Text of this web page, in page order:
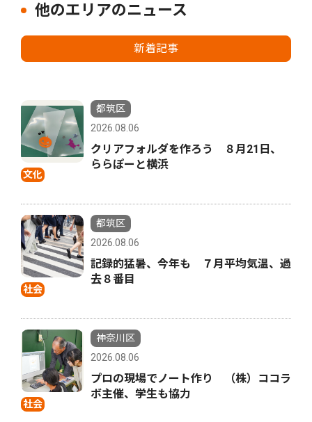
他のエリアのニュース
新着記事
文化
都筑区
2026.08.06
クリアフォルダを作ろう ８月21日、
ららぽーと横浜
社会
都筑区
2026.08.06
記録的猛暑、今年も ７月平均気温、過
去８番目
社会
神奈川区
2026.08.06
プロの現場でノート作り （株）ココラ
ボ主催、学生も協力